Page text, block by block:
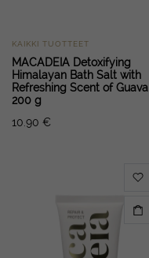
KAIKKI TUOTTEET
MACADEIA Detoxifying
Himalayan Bath Salt with
Refreshing Scent of Guava
200 g
10.90 €